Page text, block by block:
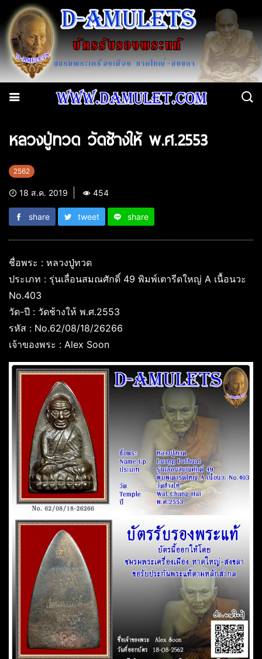
หลวงปู่ทวด วัดช้างให้ พ.ศ.2553
2562
18 ส.ค. 2019 454
share tweet share
ชื่อพระ : หลวงปู่ทวด
ประเภท : รุ่นเลื่อนสมณศักดิ์ 49 พิมพ์เตารีดใหญ่ A เนื้อนวะ
No.403
วัด-ปี : วัดช้างให้ พ.ศ.2553
รหัส : No.62/08/18/26266
เจ้าของพระ : Alex Soon